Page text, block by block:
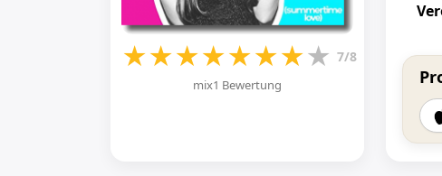
★★★★★★★★ 7/8
mix1 Bewertung